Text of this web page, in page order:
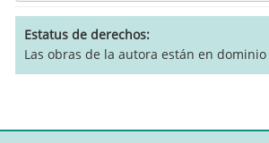
Estatus de derechos
Las obras de la autora están en